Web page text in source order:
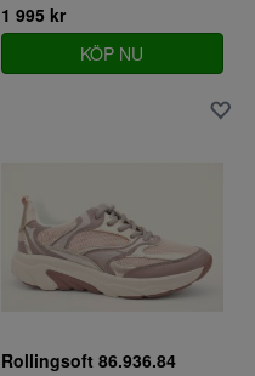
1 995 kr
KÖP NU
Rollingsoft 86.936.84